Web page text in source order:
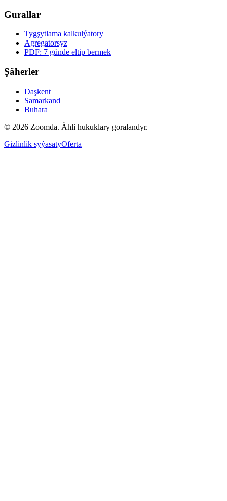
Gurallar
Tygşytlama kalkulýatory
Agregatorsyz
PDF: 7 günde eltip bermek
Şäherler
Daşkent
Samarkand
Buhara
© 2026 Zoomda. Ähli hukuklary goralandyr.
Gizlinlik syýasatyOferta